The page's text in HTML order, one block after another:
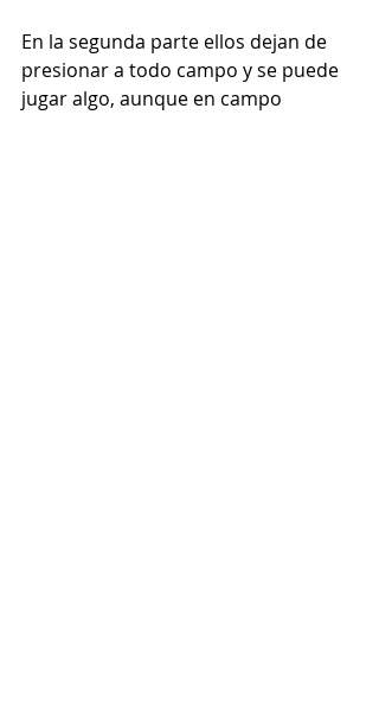
En la segunda parte ellos dejan de
presionar a todo campo y se puede
jugar algo, aunque en campo